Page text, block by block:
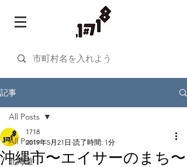
記事
All Posts
北海道
All Posts
沖縄市〜エイサーのまち〜
1718
2019年5月21日 読了時間: 1分